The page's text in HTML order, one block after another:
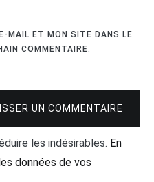
MAIL ET MON SITE DANS LE
COMMENTAIRE.
UN COMMENTAIRE
les indésirables. En
données de vos